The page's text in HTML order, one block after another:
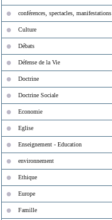
conférences, spectacles, manifestations
Culture
Débats
Défense de la Vie
Doctrine
Doctrine Sociale
Economie
Eglise
Enseignement - Education
environnement
Ethique
Europe
Famille